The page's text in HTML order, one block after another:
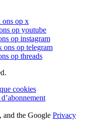
ons op x
op youtube
op instagram
ons op telegram
op threads
cookies
the Google Privacy